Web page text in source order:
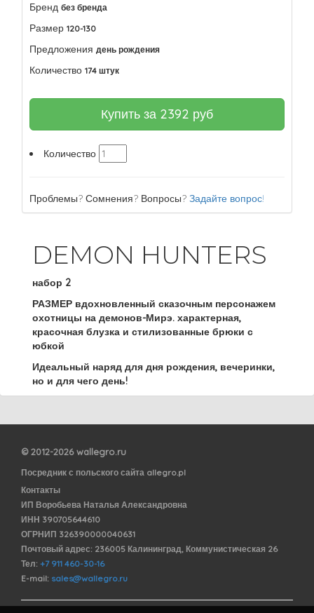
Бренд без бренда
Размер 120-130
Предложения день рождения
Количество 174 штук
Купить за 2392 руб
Количество
Проблемы? Сомнения? Вопросы? Задайте вопрос!
DEMON HUNTERS
набор 2
РАЗМЕР вдохновленный сказочным персонажем
охотницы на демонов-Мирэ. характерная,
красочная блузка и стилизованные брюки с
юбкой
Идеальный наряд для дня рождения, вечеринки,
но и для чего день!
© 2012-2026 wallegro.ru
Посредник с польского сайта allegro.pl
Контакты
ИП Воробьева Наталья Александровна
ИНН 390705644610
ОГРНИП 326390000040631
Почтовый адрес: 236005 Калининград, Коммунистическая 26
Тел: +7 911 460-30-16
E-mail: sales@wallegro.ru